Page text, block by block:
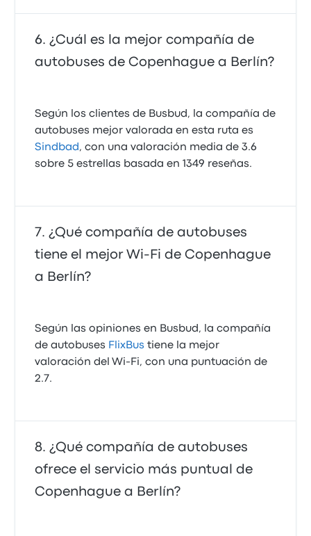
¿Cuál es la mejor compañía de
autobuses de Copenhague a Berlín?
Según los clientes de Busbud, la compañía de
autobuses mejor valorada en esta ruta es
Sindbad , con una valoración media de 3.6
sobre 5 estrellas basada en 1349 reseñas.
¿Qué compañía de autobuses
tiene el mejor Wi-Fi de Copenhague
a Berlín?
Según las opiniones en Busbud, la compañía
de autobuses FlixBus tiene la mejor
valoración del Wi-Fi, con una puntuación de
2.7.
¿Qué compañía de autobuses
ofrece el servicio más puntual de
Copenhague a Berlín?